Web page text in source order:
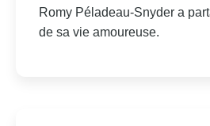
Romy Péladeau-Snyder a
de sa vie amoureuse.